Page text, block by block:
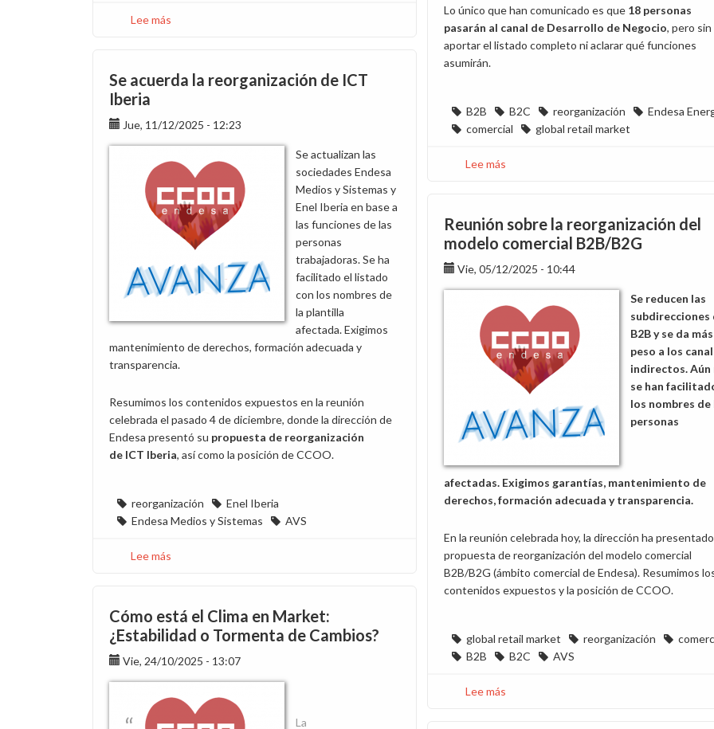
Lee más
jueves
la
de
la
reorganización
comercial
B2B/B2C
Lo único que han comunicado es que 18 personas
pasarán al canal de Desarrollo de Negocio, pero sin
aportar el listado completo ni aclarar qué funciones
asumirán.
B2B B2C reorganización
Endesa
comercial
global retail market
Lee más
más
sin
respuestas
sobre
la
reorganización
B2B/B2C
Se acuerda la reorganización de ICT
Iberia
Jue, 11/12/2025 - 12:23
Se actualizan las
sociedades Endesa
Medios y Sistemas y
Enel Iberia en base a
las funciones de las
personas
trabajadoras. Se ha
facilitado el listado
con los nombres de
la plantilla
afectada. Exigimos
mantenimiento de derechos, formación adecuada y
transparencia.
Resumimos los contenidos expuestos en la reunión
celebrada el pasado 4 de diciembre, donde la dirección de
Endesa presentó su propuesta de reorganización
de ICT Iberia, así como la posición de CCOO.
reorganización
Enel Iberia
Endesa Medios y Sistemas
AVS
Lee más
la
reorganización
de
ICT
Iberia
Reunión sobre la reorganización del
modelo comercial B2B/B2G
Vie, 05/12/2025 - 10:44
Se reducen las
subdirecciones
B2B y se da más
peso a los
indirectos. Aún
se han
los nombres de
personas
afectadas. Exigimos garantías, mantenimiento de
derechos, formación adecuada y transparencia.
En la reunión celebrada hoy, la dirección ha
propuesta de reorganización del modelo comercial
B2B/B2G (ámbito comercial de Endesa). Resumimos
contenidos expuestos y la posición de CCOO.
global retail market reorganización
B2B
B2C AVS
Lee más
Cómo está el Clima en Market:
¿Estabilidad o Tormenta de Cambios?
Vie, 24/10/2025 - 13:07
La